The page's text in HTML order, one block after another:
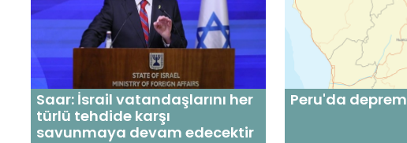
Saar: İsrail vatandaşlarını her
türlü tehdide karşı
savunmaya devam edecektir
Peru'da deprem